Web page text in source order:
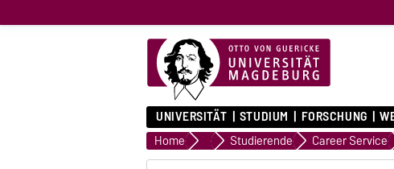
UNIVERSITÄT STUDIUM FORSCHUNG
Home Relationship Management
Studierende Career Service